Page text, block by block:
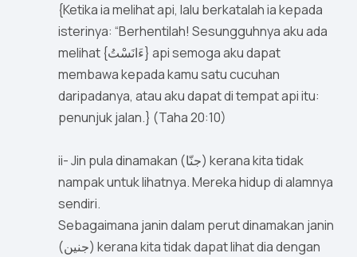
{Ketika ia melihat api, lalu berkatalah ia kepada
isterinya: “Berhentilah! Sesungguhnya aku ada
melihat {ءَانَسْتُ} api semoga aku dapat
membawa kepada kamu satu cucuhan
daripadanya, atau aku dapat di tempat api itu:
penunjuk jalan.} (Taha 20:10)
ii- Jin pula dinamakan (جنّا) kerana kita tidak
nampak untuk lihatnya. Mereka hidup di alamnya
sendiri.
Sebagaimana janin dalam perut dinamakan janin
(جنين) kerana kita tidak dapat lihat dia dengan